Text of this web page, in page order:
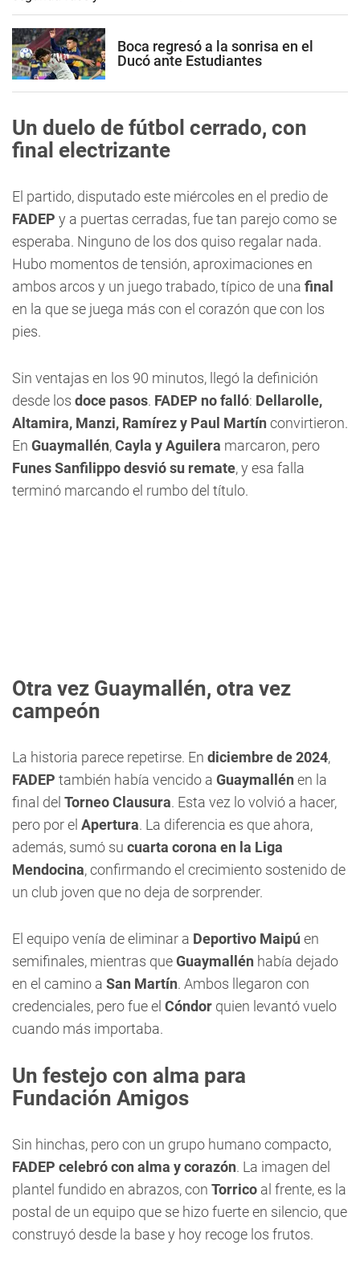
Boca regresó a la sonrisa en el
Ducó ante Estudiantes
Un duelo de fútbol cerrado, con
final electrizante
El partido, disputado este miércoles en el predio de
FADEP y a puertas cerradas, fue tan parejo como se
esperaba. Ninguno de los dos quiso regalar nada.
Hubo momentos de tensión, aproximaciones en
ambos arcos y un juego trabado, típico de una final
en la que se juega más con el corazón que con los
pies.
Sin ventajas en los 90 minutos, llegó la definición
desde los doce pasos. FADEP no falló: Dellarolle,
Altamira, Manzi, Ramírez y Paul Martín convirtieron.
En Guaymallén,Cayla y Aguilera marcaron, pero
Funes Sanfilippo desvió su remate, y esa falla
terminó marcando el rumbo del título.
Otra vez Guaymallén, otra vez
campeón
La historia parece repetirse. En diciembre de 2024,
FADEP también había vencido a Guaymallén en la
final del Torneo Clausura. Esta vez lo volvió a hacer,
pero por el Apertura. La diferencia es que ahora,
además, sumó su cuarta corona en la Liga
Mendocina, confirmando el crecimiento sostenido de
un club joven que no deja de sorprender.
El equipo venía de eliminar a Deportivo Maipú en
semifinales, mientras queGuaymallén había dejado
en el camino a San Martín. Ambos llegaron con
credenciales, pero fue el Cóndor quien levantó vuelo
cuando más importaba.
Un festejo con alma para
Fundación Amigos
Sin hinchas, pero con un grupo humano compacto,
FADEP celebró con alma y corazón. La imagen del
plantel fundido en abrazos, con Torrico al frente, es la
postal de un equipo que se hizo fuerte en silencio, que
construyó desde la base y hoy recoge los frutos.